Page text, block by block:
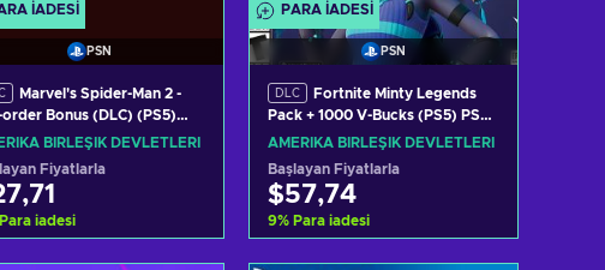
IADESI
PSN
Marvel's Spider-Man 2 -
order Bonus (DLC) (PS5)
Key UNITED STATES
BIRLEŞIK DEVLETLERI
Fiyatlarla
Para iadesi
PARA IADESI
PSN
DLC
Fortnite Minty Legends
Pack + 1000 V-Bucks (PS5) PSN
Key UNITED STATES
AMERIKA BIRLEŞIK DEVLETLERI
Başlayan Fiyatlarla
$57,74
9% Para iadesi